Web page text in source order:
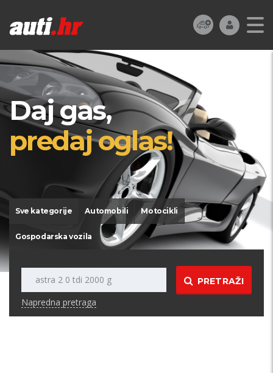
Daj gas,
predaj oglas!
Sve kategorije Automobili Motocikli
Gospodarska vozila
PRETRAŽI
Napredna pretraga